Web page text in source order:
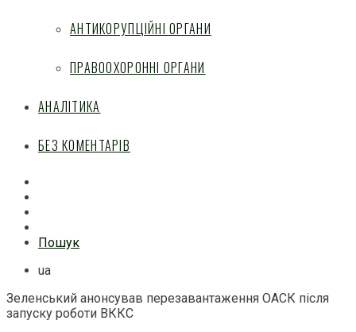
АНТИКОРУПЦІЙНІ ОРГАНИ
ПРАВООХОРОННІ ОРГАНИ
АНАЛІТИКА
БЕЗ КОМЕНТАРІВ
Пошук
ua
Зеленський анонсував перезавантаження ОАСК після
запуску роботи ВККС